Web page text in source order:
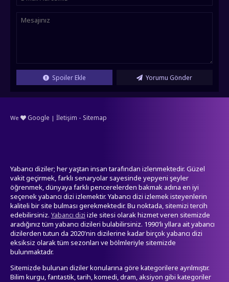
İzledim
1. Sezon 13. Bölüm
Spoiler Ekle Yorumu Gönder
We Google | İletişim - Sitemap
Yabancı diziler; her yaştan insan tarafından izlenmektedir. Güzel
vakit geçirmek, farklı senaryolar sayesinde yepyeni şeyler
öğrenmek, dünyaya farklı pencerelerden bakmak adına en iyi
seçenek yabancı dizi izlemektir. Yabancı dizi izlemek isteyenlerin
kaliteli bir site bulması gerekmektedir. Bu noktada, sitemizi tercih
edebilirsiniz. Yabancı dizi izle sitesi olarak hizmet veren sitemizde
aradığınız tüm yabancı dizileri bulabilirsiniz. 1990'lı yllara ait yabancı
dizilerden tutun da 2020'nin dizilerine kadar birçok yabancı dizi
eksiksiz olarak tüm sezonları ve bölmleriyle sitemizde
bulunmaktadr.
Sitemizde bulunan diziler konularına göre kategorilere ayrılmıştır.
Bilim kurgu, fantastik, tarih, komedi, dram, aksiyon gibi kategoriler